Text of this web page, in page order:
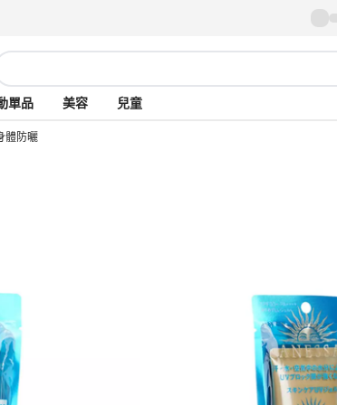
單品 美容 兒童
體防曬